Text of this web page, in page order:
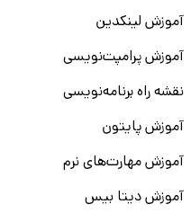
آموزش لینکدین
آموزش پرامپت‌نویسی
نقشه راه برنامه‌نویسی
آموزش پایتون
آموزش مهارت‌های نرم
آموزش دیتا بیس